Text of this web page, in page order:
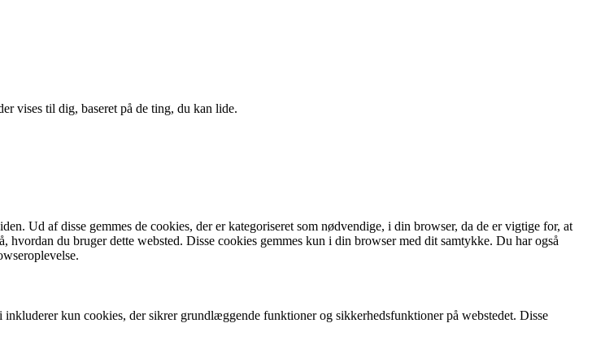
vises til dig, baseret på de ting, du kan lide.
Ud af disse gemmes de cookies, der er kategoriseret som nødvendige, i din browser, da de er vigtige for, at
du bruger dette websted. Disse cookies gemmes kun i din browser med dit samtykke. Du har også
kun cookies, der sikrer grundlæggende funktioner og sikkerhedsfunktioner på webstedet. Disse